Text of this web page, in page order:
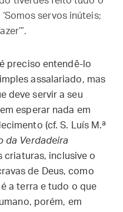
servos inúteis;
preciso entendê-lo
assalariado, mas
deve servir a seu
esperar nada em
(cf. S. Luís M.ª
da Verdadeira
criaturas, inclusive o
de Deus, como
a terra e tudo o que
porém, em